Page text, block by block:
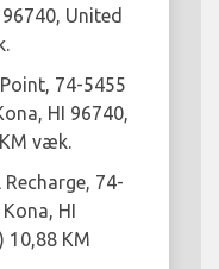
United
74-5455
HI 96740,
væk.
Recharge, 74-
HI
10,88 KM